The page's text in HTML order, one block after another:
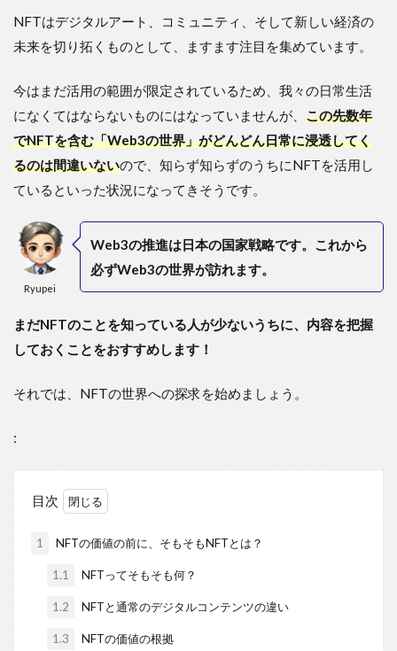
NFTはデジタルアート、コミュニティ、そして新しい経済の
未来を切り拓くものとして、ますます注目を集めています。
今はまだ活用の範囲が限定されているため、我々の日常生活
になくてはならないものにはなっていませんが、 この先数年
でNFTを含む「Web3の世界」がどんどん日常に浸透してく
るのは間違いないので、知らず知らずのうちにNFTを活用し
ているといった状況になってきそうです。
Ryupei
Web3の推進は日本の国家戦略です。これから
必ずWeb3の世界が訪れます。
まだNFTのことを知っている人が少ないうちに、内容を把握
しておくことをおすすめします！
それでは、NFTの世界への探求を始めましょう。
:
目次
1 NFTの価値の前に、そもそもNFTとは？
1.1 NFTってそもそも何？
1.2 NFTと通常のデジタルコンテンツの違い
1.3 NFTの価値の根拠